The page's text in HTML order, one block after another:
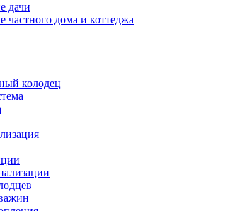
дачи
частного дома и коттеджа
колодец